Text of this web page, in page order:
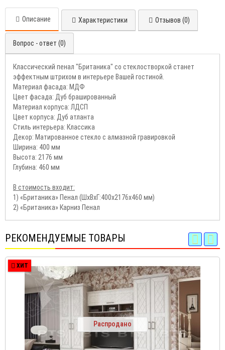
Описание Характеристики Отзывов (0)
Вопрос - ответ (0)
Классический пенал "Британика" со стеклостворкой станет
эффектным штрихом в интерьере Вашей гостиной.
Материал фасада: МДФ
Цвет фасада: Дуб брашированный
Материал корпуса: ЛДСП
Цвет корпуса: Дуб атланта
Стиль интерьера: Классика
Декор: Матированное стекло с алмазной гравировкой
Ширина: 400 мм
Высота: 2176 мм
Глубина: 460 мм
В стоимость входит:
1) «Британика» Пенал (ШхВхГ:400x2176x460 мм)
2) «Британика» Карниз Пенал
РЕКОМЕНДУЕМЫЕ ТОВАРЫ
ХИТ
Распродано